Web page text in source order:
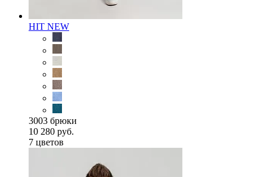
HIT NEW
3003 брюки
10 280 руб.
7 цветов